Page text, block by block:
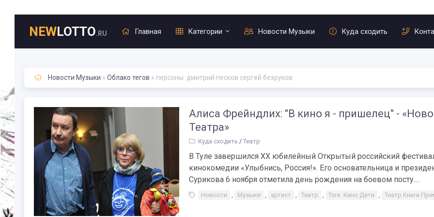
NEWLOTTO.RU Главная Категории Новости Музыки Куда сходить
Новости Музыки » Облако тегов » персоны дмитрий песков сергей безруков
Алиса Фрейндлих: "В кино я - пришелец" -
Театра»
Куда сходить / Театр
В Туле завершился XX юбилейный Открытый российский
кинокомедии «Улыбнись, Россия!». Его основательница и
Сурикова 6 ноября отметила день рождения на боевом посту....
Новости , Музыки , артист , Театр , Тэги Кино Дети , Театр Книги